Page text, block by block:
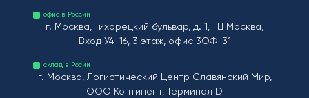
офис в России
г. Москва, Тихорецкий бульвар, д. 1, ТЦ Москва,
Вход У4-16, 3 этаж, офис 3ОФ-31
склад в Росии
г. Москва, Логистический Центр Славянский Мир,
ООО Континент, Терминал D